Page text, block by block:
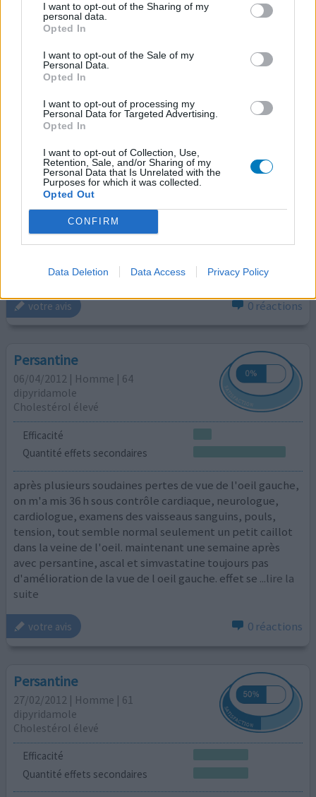
I want to opt-out of the Sharing of my
personal data.
Opted In
I want to opt-out of the Sale of my
Personal Data.
Opted In
I want to opt-out of processing my
Personal Data for Targeted Advertising.
Opted In
I want to opt-out of Collection, Use,
Retention, Sale, and/or Sharing of my
Personal Data that Is Unrelated with the
Purposes for which it was collected.
Opted Out
CONFIRM
Data Deletion Data Access Privacy Policy
Persantine
26/05/2012 | Femme | 50
dipyridamole
Pas dans la liste
Efficacité
Quantité effets secondaires
hier soir pour la première fois, persantine. cette nuit je
me suis réveillée avec mal à la tête, sorte de douleur
musculaire dans les avant-bras et les jambes. et des
vomissements, maintenant je me sens mieux mais sans
énergie. j'espère que cela ira mieux mardi car je dois
beaucoup conduire pour mon travail et ce n'est pas
votre avis 0 réactions
Persantine
06/04/2012 | Homme | 64
dipyridamole
Cholestérol élevé
Efficacité
Quantité effets secondaires
après plusieurs soudaines pertes de vue de l'oeil gauche,
on m'a mis 36 h sous contrôle cardiaque, neurologue,
cardiologue, examens des vaisseaus sanguins, pouls,
tension, tout semble normal seulement un petit caillot
dans la veine de l'oeil. maintenant une semaine après
avec persantine, ascal et simvastatine toujours pas
d'amélioration de la vue de l oeil gauche. effet se ...lire la
suite
votre avis 0 réactions
Persantine
27/02/2012 | Homme | 61
dipyridamole
Cholestérol élevé
Efficacité
Quantité effets secondaires